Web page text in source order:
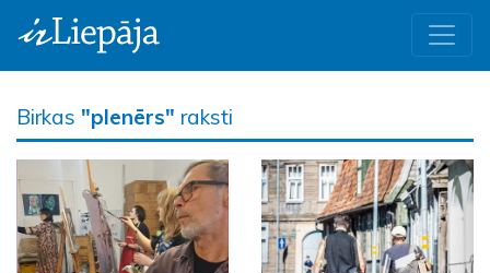
Birkas "plenērs" raksti